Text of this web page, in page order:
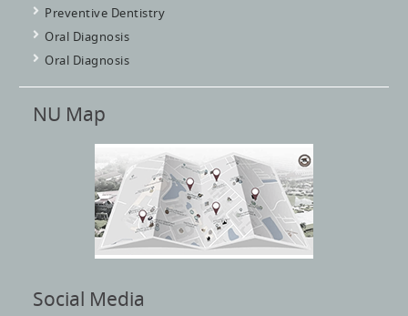
Preventive Dentistry
Oral Diagnosis
Oral Diagnosis
NU Map
Social Media